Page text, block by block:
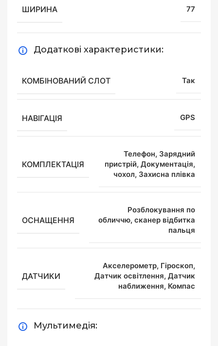
ШИРИНА 77
Додаткові характеристики:
КОМБІНОВАНИЙ СЛОТ Так
НАВІГАЦІЯ GPS
КОМПЛЕКТАЦІЯ
Телефон, Зарядний
пристрій, Документація,
чохол, Захисна плівка
ОСНАЩЕННЯ
Розблокування по
обличчю, сканер відбитка
пальця
ДАТЧИКИ
Акселерометр, Гіроскоп,
Датчик освітлення, Датчик
наближення, Компас
Мультимедія: